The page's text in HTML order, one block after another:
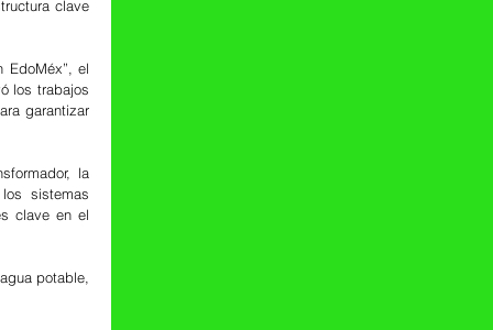
clave
EdoMéx”, el
los trabajos
garantizar
la
sistemas
clave en el
potable,